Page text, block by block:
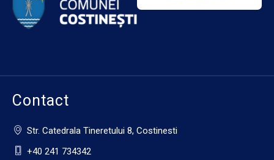
Contact
Str. Catedrala Tineretului 8, Costinesti
+40 241 734342